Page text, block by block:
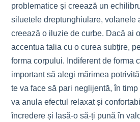
problematice și creează un
siluetele dreptunghiulare, volanele
creează o iluzie de curbe. Dacă ai
accentua talia cu o curea subțire,
forma corpului. Indiferent de forma
important să alegi mărimea
te va face să pari neglijentă, în
va anula efectul relaxat și
încredere și lasă-o să-ți pună în